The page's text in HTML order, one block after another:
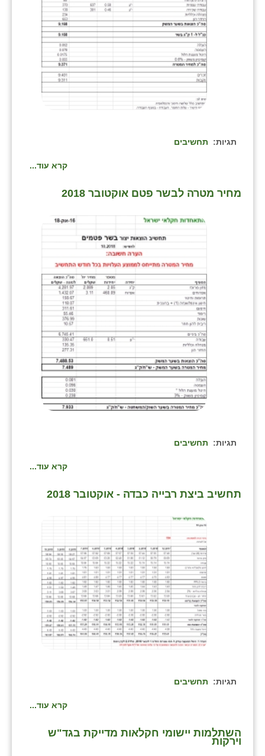
תגיות: תחשיבים
קרא עוד...
מחיר מטרה לבשר פטם אוקטובר 2018
תגיות: תחשיבים
קרא עוד...
תחשיב ביצת רבייה כבדה - אוקטובר 2018
תגיות: תחשיבים
קרא עוד...
השתלמות יישומי חקלאות מדייקת בגד"ש
וירקות